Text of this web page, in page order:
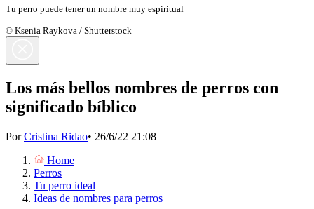
Tu perro puede tener un nombre muy espiritual
© Ksenia Raykova / Shutterstock
Los más bellos nombres de perros con
significado bíblico
PorCristina Ridao• 26/6/22 21:08
Home
Perros
Tu perro ideal
Ideas de nombres para perros